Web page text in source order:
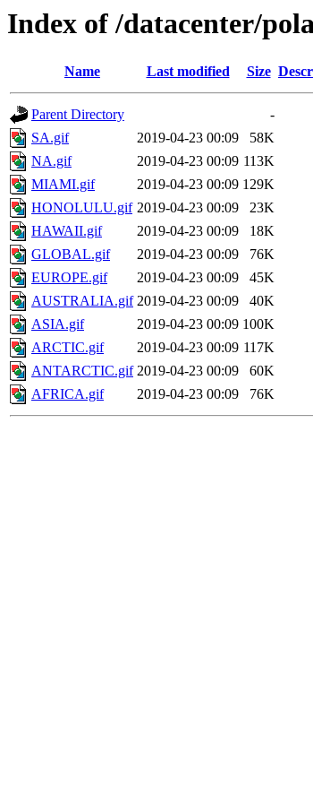
Index of /datacenter/
Name Last modified Size
Parent Directory
-
SA.gif
2019-04-23 00:09
58K
NA.gif
2019-04-23 00:09 113K
MIAMI.gif
2019-04-23 00:09 129K
HONOLULU.gif 2019-04-23 00:09
23K
HAWAII.gif
2019-04-23 00:09
18K
GLOBAL.gif
2019-04-23 00:09
76K
EUROPE.gif
2019-04-23 00:09
45K
AUSTRALIA.gif 2019-04-23 00:09
40K
ASIA.gif
2019-04-23 00:09 100K
ARCTIC.gif
2019-04-23 00:09 117K
ANTARCTIC.gif 2019-04-23 00:09
60K
AFRICA.gif
2019-04-23 00:09 76K